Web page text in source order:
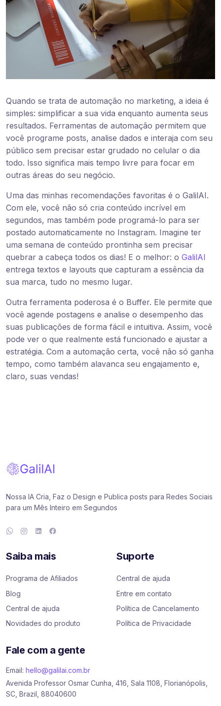
Quando se trata de automação no marketing, a ideia é
simples: simplificar a sua vida enquanto aumenta seus
resultados. Ferramentas de automação permitem que
você programe posts, analise dados e interaja com seu
público sem precisar estar grudado no celular o dia
todo. Isso significa mais tempo livre para focar em
outras áreas do seu negócio.
Uma das minhas recomendações favoritas é o GalilAI.
Com ele, você não só cria conteúdo incrível em
segundos, mas também pode programá-lo para ser
postado automaticamente no Instagram. Imagine ter
uma semana de conteúdo prontinha sem precisar
quebrar a cabeça todos os dias! E o melhor: o GalilAI
entrega textos e layouts que capturam a essência da
sua marca, tudo no mesmo lugar.
Outra ferramenta poderosa é o Buffer. Ele permite que
você agende postagens e analise o desempenho das
suas publicações de forma fácil e intuitiva. Assim, você
pode ver o que realmente está funcionado e ajustar a
estratégia. Com a automação certa, você não só ganha
tempo, como também alavanca seu engajamento e,
claro, suas vendas!
Nossa IA Cria, Faz o Design e Publica posts para Redes Sociais
para um Mês Inteiro em Segundos
Saiba mais
Programa de Afiliados
Blog
Central de ajuda
Novidades do produto
Suporte
Central de ajuda
Entre em contato
Política de Cancelamento
Política de Privacidade
Fale com a gente
Email: hello@galilai.com.br
Avenida Professor Osmar Cunha, 416, Sala 1108, Florianópolis,
SC, Brazil, 88040600